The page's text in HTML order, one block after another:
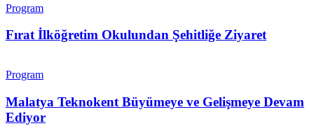
Program
Fırat İlköğretim Okulundan Şehitliğe Ziyaret
Program
Malatya Teknokent Büyümeye ve Gelişmeye Devam
Ediyor